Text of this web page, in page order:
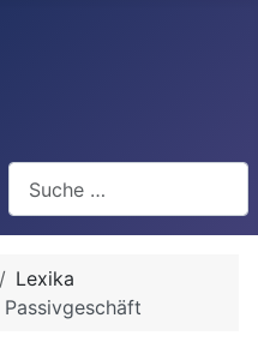
Lexika
Passivgeschäft